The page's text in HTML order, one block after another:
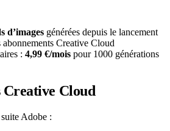
d’images générées depuis le lancement
abonnements Creative Cloud
: 4,99 €/mois pour 1000 générations
Cloud
Adobe :